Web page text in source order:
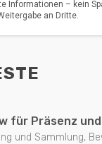
für Präsenz
und Sammlung,